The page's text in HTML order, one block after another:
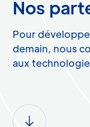
Nos
Pour
demain, nous
aux